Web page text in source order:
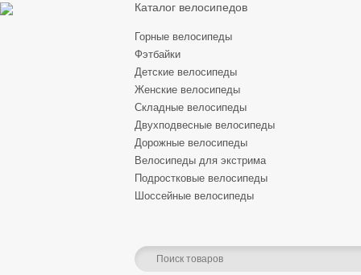
Каталог велосипедов
Горные велосипеды
Фэтбайки
Детские велосипеды
Женские велосипеды
Складные велосипеды
Двухподвесные велосипеды
Дорожные велосипеды
Велосипеды для экстрима
Подростковые велосипеды
Шоссейные велосипеды